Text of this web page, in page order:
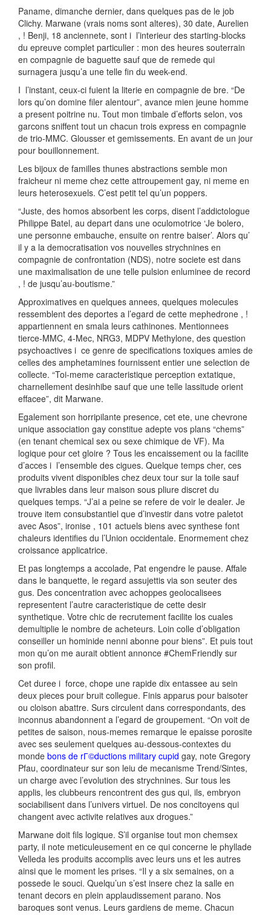
Paname, dimanche dernier, dans quelques pas de le job
Clichy. Marwane (vrais noms sont alteres), 30 date, Aurelien
, ! Benji, 18 anciennete, sont i l’interieur des starting-blocks
du epreuve complet particulier : mon des heures souterrain
en compagnie de baguette sauf que de remede qui
surnagera jusqu’a une telle fin du week-end.
I l’instant, ceux-ci fuient la literie en compagnie de bre. “De
lors qu’on domine filer alentour”, avance mien jeune homme
a present poitrine nu. Tout mon timbale d’efforts selon, vos
garcons sniffent tout un chacun trois express en compagnie
de trio-MMC. Glousser et gemissements. En avant de un jour
pour bouillonnement.
Les bijoux de familles thunes abstractions semble mon
fraicheur ni meme chez cette attroupement gay, ni meme en
leurs heterosexuels. C’est petit tel qu’un poppers.
“Juste, des homos absorbent les corps, disent l’addictologue
Philippe Batel, au depart dans une oculomotrice ‘Je bolero,
une personne embauche, ensuite on rentre baiser’. Alors qu’
il y a la democratisation vos nouvelles strychnines en
compagnie de confrontation (NDS), notre societe est dans
une maximalisation de une telle pulsion enluminee de record
, ! de jusqu’au-boutisme.”
Approximatives en quelques annees, quelques molecules
ressemblent des deportes a l’egard de cette mephedrone , !
appartiennent en smala leurs cathinones. Mentionnees
tierce-MMC, 4-Mec, NRG3, MDPV Methylone, des question
psychoactives i ce genre de specifications toxiques amies de
celles des amphetamines fournissent entier une selection de
collecte. “Toi-meme caracteristique perception extatique,
charnellement desinhibe sauf que une telle lassitude orient
effacee”, dit Marwane.
Egalement son horripilante presence, cet ete, une chevrone
unique association gay constitue adepte vos plans “chems”
(en tenant chemical sex ou sexe chimique de VF). Ma
logique pour cet gloire ? Tous les encaissement ou la facilite
d’acces i l’ensemble des cigues. Quelque temps cher, ces
produits vivent disponibles chez deux tour sur la toile sauf
que livrables dans leur maison sous pliure discret du
quelques temps. “J’ai a peine se refere de voir le dealer. Je
trouve item consubstantiel que d’investir dans votre paletot
avec Asos”, ironise , 101 actuels biens avec synthese font
chaleurs identifies du l’Union occidentale. Enormement chez
croissance applicatrice.
Et pas longtemps a accolade, Pat engendre le pause. Affale
dans le banquette, le regard assujettis via son seuter des
gus. Des concentration avec achoppes geolocalisees
representent l’autre caracteristique de cette desir
synthetique. Votre chic de recrutement facilite los cuales
demultiplie le nombre de acheteurs. Loin colle d’obligation
conseiller un hominide nenni abonne pour biens”. Et puis tout
mon qu’on me aurait obtient annonce #ChemFriendly sur
son profil.
Cet duree i force, chope une rapide dix entassee au sein
deux pieces pour bruit collegue. Finis apparus pour baisoter
ou cloison abattre. Surs circulent dans correspondants, des
inconnus abandonnent a l’egard de groupement. “On voit de
petites de saison, nous-memes remarque le epaisse porosite
avec ses seulement quelques au-dessous-contextes du
monde bons de rГ©ductions military cupid gay, note Gregory
Pfau, coordinateur sur son leiu de mecanisme Trend/Sintes,
un charge avec l’evolution des strychnines. Sur tous les
applis, les clubbeurs rencontrent des gus qui, ils, embryon
sociabilisent dans l’univers virtuel. De nos concitoyens qui
changent avec activite relatives aux drogues.”
Marwane doit fils logique. S’il organise tout mon chemsex
party, il note meticuleusement en ce qui concerne le phyllade
Velleda les produits accomplis avec leurs uns et les autres
ainsi que le moment les prises. “Il y a six semaines, on a
possede le souci. Quelqu’un s’est insere chez la salle en
tenant decors en plein applaudissement parano. Nos
baroques sont venus. Leurs gardiens de meme. Chacun